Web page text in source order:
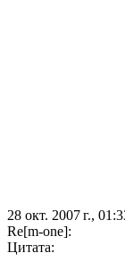
28 окт. 2007 г.,
Re[m-one]:
Цитата: